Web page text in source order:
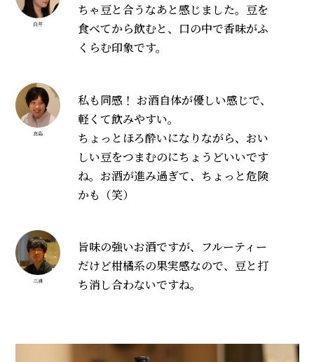
白井
ちゃ豆と合うなあと感じました。豆を
食べてから飲むと、口の中で香味がふ
くらむ印象です。
真島
私も同感！ お酒自体が優しい感じで、
軽くて飲みやすい。
ちょっとほろ酔いになりながら、おい
しい豆をつまむのにちょうどいいです
ね。お酒が進み過ぎて、ちょっと危険
かも（笑）
三浦
旨味の強いお酒ですが、フルーティー
だけど柑橘系の果実感なので、豆と打
ち消し合わないですね。